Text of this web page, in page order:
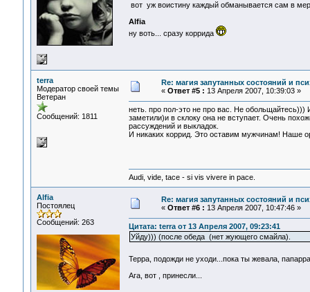
вот уж воистину каждый обманывается сам в
Alfia
ну воть... сразу коррида
terra
Модератор своей темы
Ветеран
Сообщений: 1811
Re: магия запутанных состояний и
« Ответ #5 : 13 Апреля 2007, 10:39:03 »
неть. про пол-это не про вас. Не
заметили)и в склоку она не вступает. Очень
рассуждений и выкладок.
И никаких коррид. Это оставим мужчинам! Наше
Audi, vide, tace - si vis vivere in pace.
Alfia
Постоялец
Сообщений: 263
Re: магия запутанных состояний и
« Ответ #6 : 13 Апреля 2007, 10:47:46 »
Цитата: terra от 13 Апреля 2007, 09:23:41
Уйду))) (после обеда (нет жующего смайла).
Терра, подожди не уходи...пока ты жевала,
Ага, вот , принесли...